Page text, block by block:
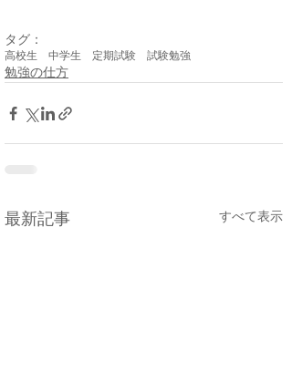
タグ：
高校生 中学生 定期試験 試験勉強
勉強の仕方
最新記事 すべて表示